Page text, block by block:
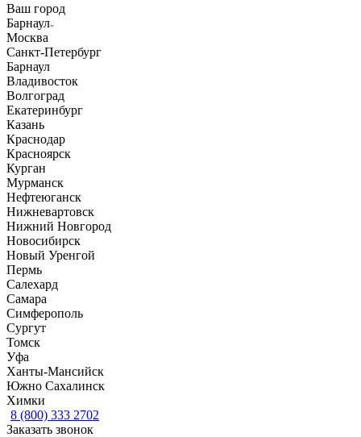
Ваш город
Барнаул
Москва
Санкт-Петербург
Барнаул
Владивосток
Волгоград
Екатеринбург
Казань
Краснодар
Красноярск
Курган
Мурманск
Нефтеюганск
Нижневартовск
Нижний Новгород
Новосибирск
Новый Уренгой
Пермь
Салехард
Самара
Симферополь
Сургут
Томск
Уфа
Ханты-Мансийск
Южно Сахалинск
Химки
8 (800) 333 2702
Заказать звонок